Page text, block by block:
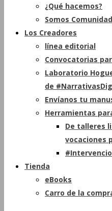
¿Qué hacemos?
Somos Comunidad
Los Creadores
línea editorial
Convocatorias
Laboratorio
de
Envíanos tu
Herramientas
De talleres
vocaciones
Tienda
eBooks
Carro de la